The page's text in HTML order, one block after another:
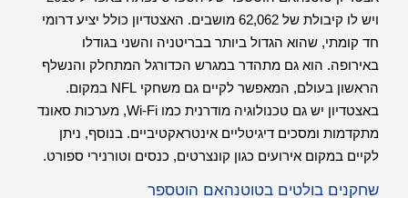
ויש לו קיבולת של 62,062 מושבים. האצטדיון כולל יציע דרומי
חד קומתי, שהוא הגדול ביותר בבריטניה והשני בגודלו
באירופה. הוא גם מתהדר במגרש הכדורגל המתחלק והנשלף
הראשון בעולם, המאפשר לקיים גם משחקי NFL במקום.
באצטדיון יש גם טכנולוגיה מודרנית כמו Wi-Fi, מערכות סאונד
מתקדמות ומסכים דיגיטליים אינטראקטיביים. בנוסף, ניתן
לקיים במקום אירועים כגון קונצרטים, כנסים וטורנירי ספורט.
שחקנים בולטים בטוטנהאם הוטספר